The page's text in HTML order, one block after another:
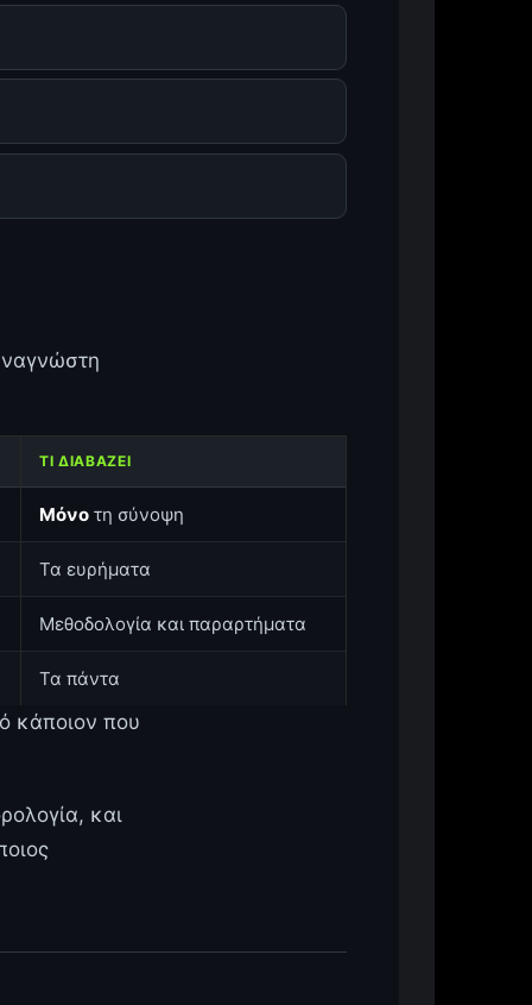
ΤΙ ΔΙΑΒΆΖΕΙ
Μόνο τη σύνοψη
Τα ευρήματα
Μεθοδολογία και παραρτήματα
Τα πάντα
κάποιον που
και